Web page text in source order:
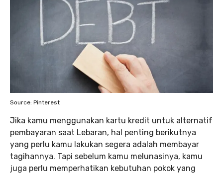
Source: Pinterest
Jika kamu menggunakan kartu kredit untuk alternatif
pembayaran saat Lebaran, hal penting berikutnya
yang perlu kamu lakukan segera adalah membayar
tagihannya. Tapi sebelum kamu melunasinya, kamu
juga perlu memperhatikan kebutuhan pokok yang